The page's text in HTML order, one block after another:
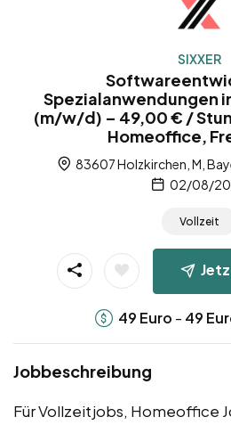
SIXXER
Spezialanwendungen
(m/w/d) – 49,00 € /
Homeoffice,
83607 Holzkirchen, M,
02/08/
Vollzeit
49 Euro - 49
Jobbeschreibung
Für Vollzeitjobs, Homeoffice